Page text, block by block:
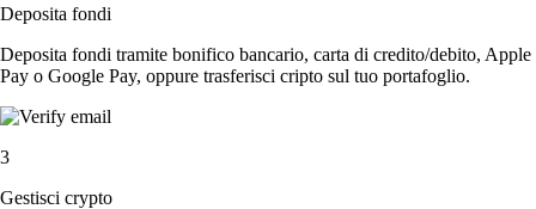
Deposita fondi
Deposita fondi tramite bonifico bancario, carta di credito/debito, Apple
Pay o Google Pay, oppure trasferisci cripto sul tuo portafoglio.
3
Gestisci crypto